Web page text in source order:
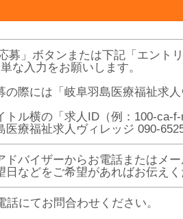
」ボタンまたは下記「エント
な入力をお願いします。
際には「岐阜羽島医療福祉求
ル横の「求人ID（例：100-ca-
医療福祉求人ヴィレッジ 090-
バイザーからお電話またはメー
などをご希望があればお伝えく
話にてお問合わせください。